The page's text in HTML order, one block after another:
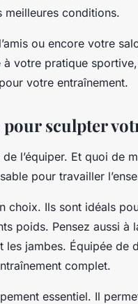
meilleures conditions.
ou encore votre
à votre pratique
votre entraînement.
sculpter
l’équiper. Et quoi de
pour travailler
choix. Ils sont idéals
poids. Pensez aussi à
jambes. Équipée de
complet.
essentiel. Il